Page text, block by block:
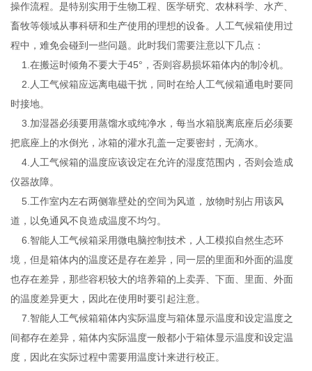
操作流程。是特别实用于生物工程、医学研究、农林科学、水产、
畜牧等领域从事科研和生产使用的理想的设备。人工气候箱使用过
程中，难免会碰到一些问题。此时我们需要注意以下几点：
1.在搬运时倾角不要大于45°，否则容易损坏箱体内的制冷机。
2.人工气候箱应远离电磁干扰，同时在给人工气候箱通电时要同
时接地。
3.加湿器必须要用蒸馏水或纯净水，每当水箱脱离底座后必须要
把底座上的水倒光，冰箱的灌水孔盖一定要密封，无滴水。
4.人工气候箱的温度应该设定在允许的湿度范围内，否则会造成
仪器故障。
5.工作室内左右两侧靠壁处的空间为风道，放物时别占用该风
道，以免通风不良造成温度不均匀。
6.智能人工气候箱采用微电脑控制技术，人工模拟自然生态环
境，但是箱体内的温度还是存在差异，同一层的里面和外面的温度
也存在差异，那些容积较大的培养箱的上卖弄、下面、里面、外面
的温度差异更大，因此在使用时要引起注意。
7.智能人工气候箱箱体内实际温度与箱体显示温度和设定温度之
间都存在差异，箱体内实际温度一般都小于箱体显示温度和设定温
度，因此在实际过程中需要用温度计来进行校正。